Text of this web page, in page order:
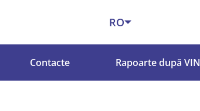
RO
Contacte Rapoarte după VIN